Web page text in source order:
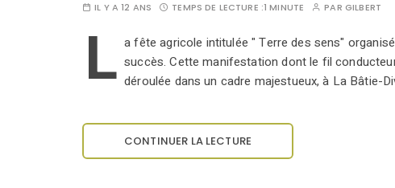
IL Y A 12 ANS TEMPS DE LECTURE :1 MINUTE PAR GILBERT
L a fête agricole intitulée " Terre des sens"
succès. Cette manifestation dont le fil
déroulée dans un cadre majestueux, à La Bâtie-
CONTINUER LA LECTURE